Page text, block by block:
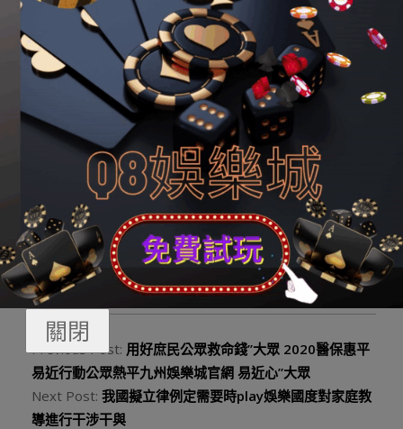
義務編纂：趙睿
分外聲明：
本網刊登內容出于更直觀傳遞信息之目的。
該內容版權回原作者一切，并不代表本網贊成其概念以及
對其真
leo娛樂城實性擔任。如該內容觸及任何第三方正當
權力，請實時與ts@hxnews.com接洽或者者請點擊右邊投
訴按鈕，咱們會實時反饋并處置終了。
2023-
10-
30
By: q8娛樂城勝利編輯 On: 2023 年 10 月 30 日
In: Q8娛樂城資訊 Tagged: 好贏娛樂城
Previous Post: 用好庶民公眾救命錢”大眾 2020醫保惠平
易近行動公眾熱平九州娛樂城官網 易近心”大眾
Next Post: 我國擬立律例定需要時play娛樂國度對家庭教
導進行干涉干與
關閉